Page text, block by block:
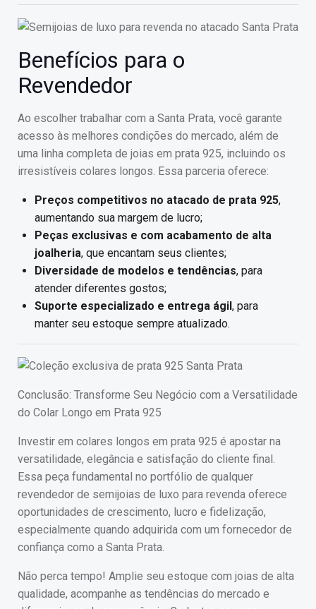
Benefícios para o
Revendedor
Ao escolher trabalhar com a Santa Prata, você garante
acesso às melhores condições do mercado, além de
uma linha completa de joias em prata 925, incluindo os
irresistíveis colares longos. Essa parceria oferece:
Preços competitivos no atacado de prata 925,
aumentando sua margem de lucro;
Peças exclusivas e com acabamento de alta
joalheria, que encantam seus clientes;
Diversidade de modelos e tendências, para
atender diferentes gostos;
Suporte especializado e entrega ágil, para
manter seu estoque sempre atualizado.
Conclusão: Transforme Seu Negócio com a Versatilidade
do Colar Longo em Prata 925
Investir em colares longos em prata 925 é apostar na
versatilidade, elegância e satisfação do cliente final.
Essa peça fundamental no portfólio de qualquer
revendedor de semijoias de luxo para revenda oferece
oportunidades de crescimento, lucro e fidelização,
especialmente quando adquirida com um fornecedor de
confiança como a Santa Prata.
Não perca tempo! Amplie seu estoque com joias de alta
qualidade, acompanhe as tendências do mercado e